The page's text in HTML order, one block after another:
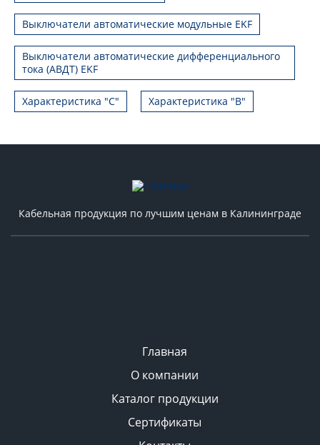
Выключатели автоматические модульные EKF
Выключатели автоматические дифференциального
тока (АВДТ) EKF
Характеристика "С" Характеристика "B"
Кабельная продукция по лучшим ценам в Калининграде
Главная
О компании
Каталог продукции
Сертификаты